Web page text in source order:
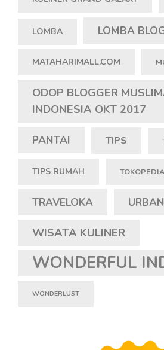
LOMBA LOMBA
MATAHARIMALL.COM
ODOP BLOGGER
INDONESIA OKT 2017
PANTAI TIPS
TIPS RUMAH TOKOPEDIA
TRAVELOKA
WISATA KULINER
WONDERFUL
WONDERLUST